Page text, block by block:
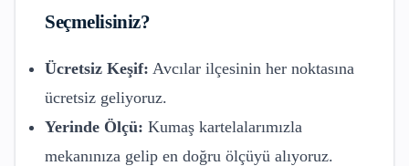
Seçmelisiniz?
Ücretsiz Keşif: Avcılar ilçesinin her noktasına
ücretsiz geliyoruz.
Yerinde Ölçü: Kumaş kartelalarımızla
mekanınıza gelip en doğru ölçüyü alıyoruz.